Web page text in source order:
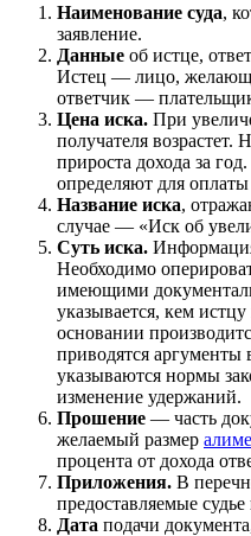
Наименование суда,
заявление.
Данные об истце,
Истец — лицо,
ответчик —
Цена иска. При
получателя возрастет.
прироста дохода за
определяют для
Название иска,
случае — «Иск об
Суть иска.
Необходимо
имеющими
указывается, кем
основании
приводятся аргументы
указываются нормы
изменение удержаний.
Прошение — часть
желаемый размер
процента от дохода
Приложения. В
предоставляемые
Дата подачи